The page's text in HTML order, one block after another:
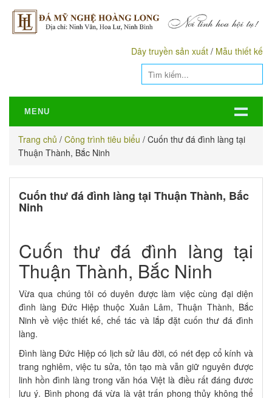
Dây truyền sản xuất / Mẫu thiết kế
MENU
Trang chủ / Công trình tiêu biểu / Cuốn thư đá đình làng tại
Thuận Thành, Bắc Ninh
Cuốn thư đá đình làng tại Thuận Thành, Bắc
Ninh
Cuốn thư đá đình làng tại
Thuận Thành, Bắc Ninh
Vừa qua chúng tôi có duyên được làm việc cùng đại diện
đình làng Đức Hiệp thuộc Xuân Lâm, Thuận Thành, Bắc
Ninh về việc thiết kế, chế tác và lắp đặt cuốn thư đá đình
làng.
Đình làng Đức Hiệp có lịch sử lâu đời, có nét đẹp cổ kính và
trang nghiêm, việc tu sửa, tôn tạo mà vẫn giữ nguyên được
linh hồn đình làng trong văn hóa Việt là điều rất đáng đươc
lưu ý. Bình phong đá vừa là vật trấn phong thủy không thể